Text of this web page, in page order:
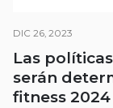
DIC 26, 2023
Las
serán
fitness 2024